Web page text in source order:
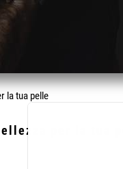
la tua pelle
per la tua